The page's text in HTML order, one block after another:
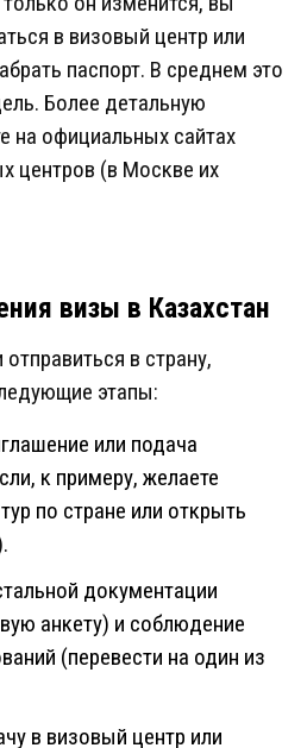
в визовый центр или
паспорт. В среднем это
Более детальную
на официальных сайтах
центров (в Москве их
визы в Казахстан
в страну,
этапы:
или подача
к примеру, желаете
по стране или открыть
документации
анкету) и соблюдение
(перевести на один из
в визовый центр или